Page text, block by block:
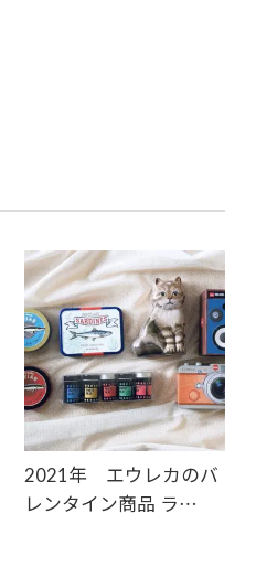
2021年 エウレカのバ
レンタイン商品 ラ…